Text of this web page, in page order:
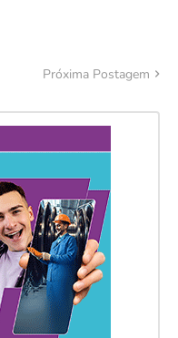
Próxima Postagem